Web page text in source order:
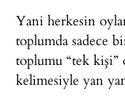
Yani herkesin
toplumda sadece
toplumu “tek kişi”
kelimesiyle yan